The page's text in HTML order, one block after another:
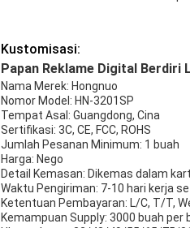
Kustomisasi:
Papan Reklame Digital Berdiri
Nama Merek: Hongnuo
Nomor Model: HN-3201SP
Tempat Asal: Guangdong, Cina
Sertifikasi: 3C, CE, FCC, ROHS
Jumlah Pesanan Minimum: 1 buah
Harga: Nego
Detail Kemasan: Dikemas dalam
Waktu Pengiriman: 7-10 hari kerja
Ketentuan Pembayaran: L/C, T/T,
Kemampuan Supply: 3000 buah per